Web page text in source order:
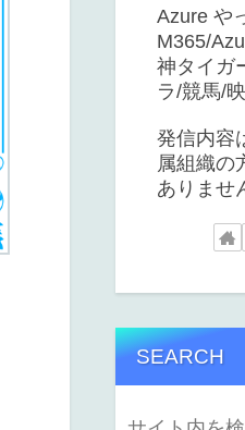
Azure や
M365/
神タイガ
ラ/競馬/
発信内容
属組織の
ありませ
SEARCH